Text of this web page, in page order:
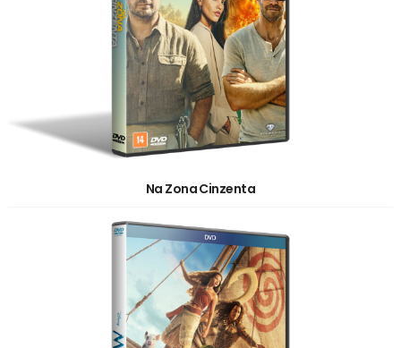
Na Zona Cinzenta